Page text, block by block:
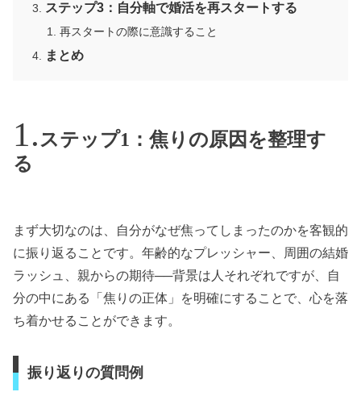
ステップ3：自分軸で婚活を再スタートする
再スタートの際に意識すること
まとめ
ステップ1：焦りの原因を整理す
る
まず大切なのは、自分がなぜ焦ってしまったのかを客観的
に振り返ることです。年齢的なプレッシャー、周囲の結婚
ラッシュ、親からの期待──背景は人それぞれですが、自
分の中にある「焦りの正体」を明確にすることで、心を落
ち着かせることができます。
振り返りの質問例